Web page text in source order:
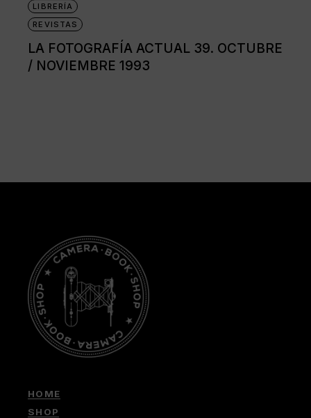
LIBRERÍA
REVISTAS
LA FOTOGRAFÍA ACTUAL 39. OCTUBRE
/ NOVIEMBRE 1993
HOME
SHOP